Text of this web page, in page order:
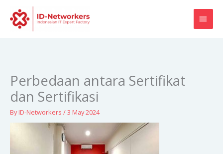
content
Perbedaan antara Sertifikat
dan Sertifikasi
ByID-Networkers /3 May 2024